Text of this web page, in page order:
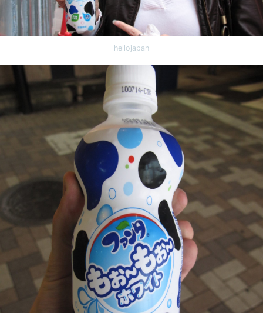
hellojapan